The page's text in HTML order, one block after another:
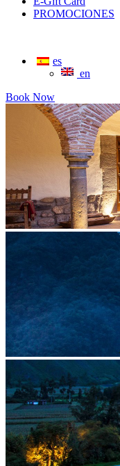
PROMOCIONES
es
en
Book Now